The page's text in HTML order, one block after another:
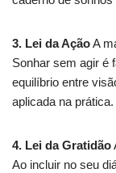
3. Lei da AçãoA
Sonhar sem agir é
equilíbrio entre
aplicada na prática.
4. Lei da Gratidão
Ao incluir no seu